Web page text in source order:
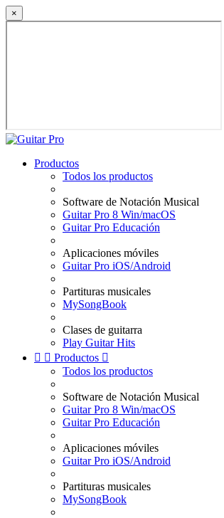
×
Productos
Todos los productos
Software de Notación Musical
Guitar Pro 8 Win/macOS
Guitar Pro Educación
Aplicaciones móviles
Guitar Pro iOS/Android
Partituras musicales
MySongBook
Clases de guitarra
Play Guitar Hits
  Productos 
Todos los productos
Software de Notación Musical
Guitar Pro 8 Win/macOS
Guitar Pro Educación
Aplicaciones móviles
Guitar Pro iOS/Android
Partituras musicales
MySongBook